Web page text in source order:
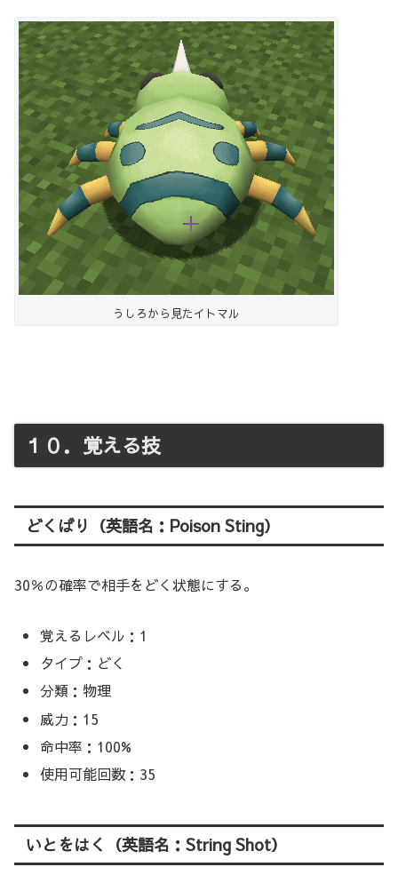
うしろから見たイトマル
１０．覚える技
どくばり（英語名：Poison Sting）
30％の確率で相手をどく状態にする。
覚えるレベル：1
タイプ：どく
分類：物理
威力：15
命中率：100%
使用可能回数：35
いとをはく（英語名：String Shot）